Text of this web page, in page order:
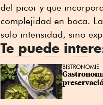
del picor y que
complejidad en boca.
solo intensidad, sino
Te puede
BISTRONOMIE